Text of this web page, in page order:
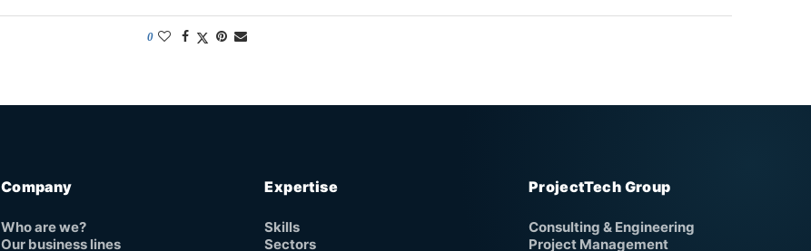
0
Company
Who are we?
Our business lines
Expertise
Skills
Sectors
ProjectTech Group
Consulting & Engineering
Project Management